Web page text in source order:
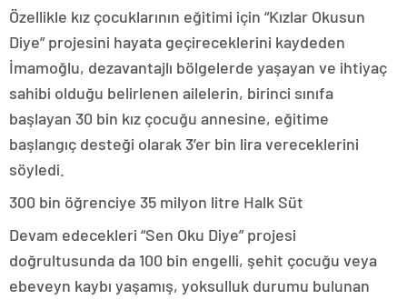
Özellikle kız çocuklarının eğitimi için “Kızlar Okusun
Diye” projesini hayata geçireceklerini kaydeden
İmamoğlu, dezavantajlı bölgelerde yaşayan ve ihtiyaç
sahibi olduğu belirlenen ailelerin, birinci sınıfa
başlayan 30 bin kız çocuğu annesine, eğitime
başlangıç desteği olarak 3’er bin lira vereceklerini
söyledi.
300 bin öğrenciye 35 milyon litre Halk Süt
Devam edecekleri “Sen Oku Diye” projesi
doğrultusunda da 100 bin engelli, şehit çocuğu veya
ebeveyn kaybı yaşamış, yoksulluk durumu bulunan